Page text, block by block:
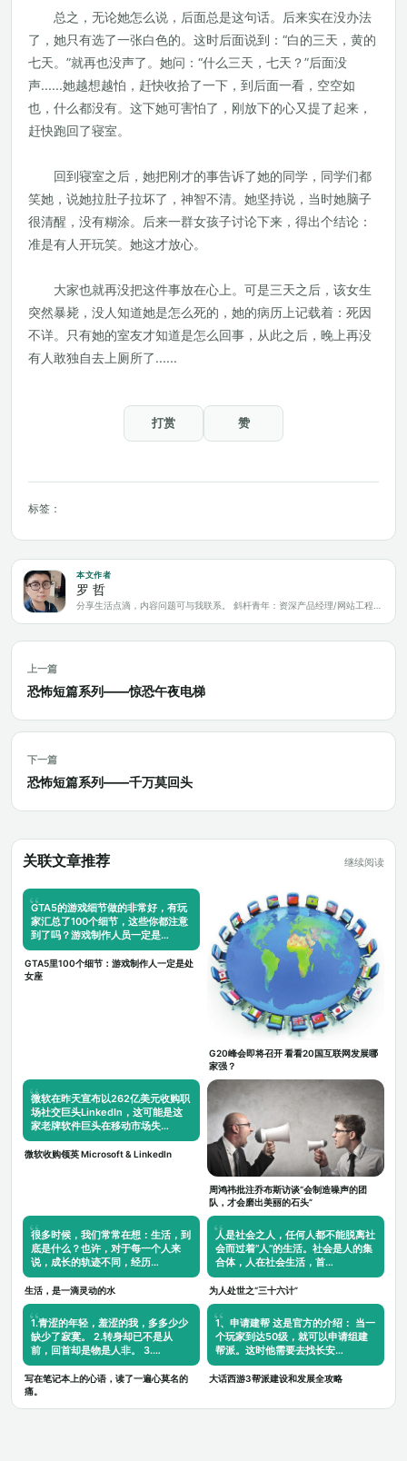
总之，无论她怎么说，后面总是这句话。后来实在没办法
了，她只有选了一张白色的。这时后面说到：“白的三天，黄的
七天。”就再也没声了。她问：“什么三天，七天？”后面没
声......她越想越怕，赶快收拾了一下，到后面一看，空空如
也，什么都没有。这下她可害怕了，刚放下的心又提了起来，
赶快跑回了寝室。
回到寝室之后，她把刚才的事告诉了她的同学，同学们都
笑她，说她拉肚子拉坏了，神智不清。她坚持说，当时她脑子
很清醒，没有糊涂。后来一群女孩子讨论下来，得出个结论：
准是有人开玩笑。她这才放心。
大家也就再没把这件事放在心上。可是三天之后，该女生
突然暴毙，没人知道她是怎么死的，她的病历上记载着：死因
不详。只有她的室友才知道是怎么回事，从此之后，晚上再没
有人敢独自去上厕所了......
打赏 赞
标签：
本文作者
罗 哲
上一篇
恐怖短篇系列——惊恐午夜电梯
下一篇
恐怖短篇系列——千万莫回头
关联文章推荐 继续阅读
GTA5的游戏细节做的非常好，有玩
家汇总了100个细节，这些你都注意
到了吗？游戏制作人员一定是…
GTA5里100个细节：游戏制作人一定是处
女座
G20峰会即将召开 看看20国互联网发展哪
家强？
微软在昨天宣布以262亿美元收购职
场社交巨头LinkedIn，这可能是这
家老牌软件巨头在移动市场失…
微软收购领英 Microsoft & LinkedIn
周鸿祎批注乔布斯访谈“会制造噪声的团
队，才会磨出美丽的石头”
很多时候，我们常常在想：生活，到
底是什么？也许，对于每一个人来
说，成长的轨迹不同，经历…
生活，是一滴灵动的水
人是社会之人，任何人都不能脱离社
会而过着“人”的生活。社会是人的集
合体，人在社会生活，首…
为人处世之“三十六计”
1.青涩的年轻，羞涩的我，多多少少
缺少了寂寞。 2.转身却已不是从
前，回首却是物是人非。 3.…
写在笔记本上的心语，读了一遍心莫名的
痛。
1、申请建帮 这是官方的介绍： 当一
个玩家到达50级，就可以申请组建
帮派。这时他需要去找长安…
大话西游3帮派建设和发展全攻略